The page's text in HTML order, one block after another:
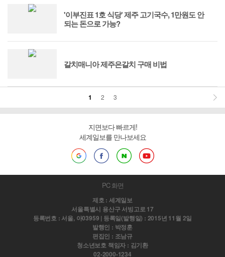
'이부진표 1호 식당' 제주 고기국수, 1만원도 안
되는 돈으로 가능?
갈치매니아 제주은갈치 구매 비법
1 2 3
지면보다 빠르게!
세계일보를 만나보세요
PC 화면
제호 : 세계일보
서울특별시 용산구 서빙고로 17
등록번호 : 서울, 아03959 | 등록일(발행일) : 2015년 11월 2일
발행인 : 박정훈
편집인 : 조남규
청소년보호 책임자 : 김기환
02-2000-1234